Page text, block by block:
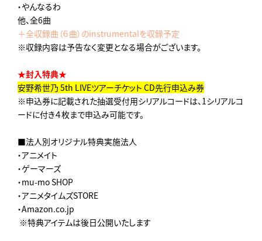
・やんなるわ
他、全6曲
＋全収録曲（６曲）のinstrumentalを収録予定
※収録内容は予告なく変更となる場合がございます。
★封入特典★
安野希世乃 5th LIVEツアーチケット CD先行申込み券
※申込券に記載された抽選受付用シリアルコードは、1シリアルコ
ードに付き４枚まで申込み可能です。
■法人別オリジナル特典実施法人
・アニメイト
・ゲーマーズ
・mu-mo SHOP
・アニメタイムズSTORE
・Amazon.co.jp
※特典アイテムは後日公開いたします